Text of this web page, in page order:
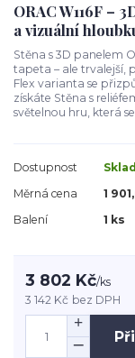
ORAC W116F –
a vizuální
Stěna s 3D panelem
tapeta – ale trvalejší,
Flex varianta se
získáte Stěna s
světelnou hru, která se
Dostupnost
Měrná cena
1
Balení
1 ks
3 802 Kč/ks
3 142 Kč bez DPH